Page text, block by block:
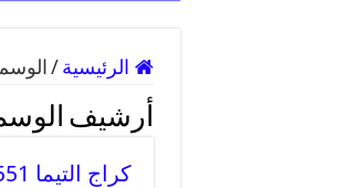
الرئيسية /
أرشيف